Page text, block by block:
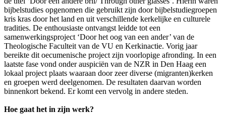
bijbelstudies opgenomen die gebruikt zijn door bijbelstudiegroepen
kris kras door het land en uit verschillende kerkelijke en culturele
tradities. De enthousiaste ontvangst leidde tot een
samenwerkingsproject ‘Door het oog van een ander’ van de
Theologische Faculteit van de VU en Kerkinactie. Vorig jaar
bereikte dit oecumenische project zijn voorlopige afronding. In een
laatste fase vond onder auspiciën van de NZR in Den Haag een
lokaal project plaats waaraan door zeer diverse (migranten)kerken
en groepen werd deelgenomen. De resultaten daarvan worden
binnenkort bekend. Er komt een vervolg in andere steden.
Hoe gaat het in zijn werk?